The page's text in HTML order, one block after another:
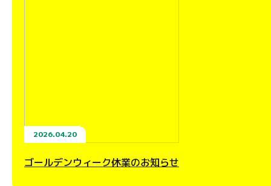
2026.04.20
ゴールデンウィーク休業のお知らせ